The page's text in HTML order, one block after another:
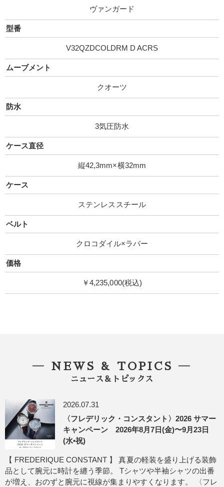
ヴァンガード
型番
V32QZDCOLDRM D ACRS
ムーブメント
クオーツ
防水
3気圧防水
ケース直径
縦42,3mm×横32mm
ケース
ステンレススチール
ベルト
クロコダイル×ラバー
価格
￥4,235,000(税込)
― NEWS & TOPICS ―
ニュース＆トピックス
2026.07.31
〈フレデリック・コンスタント〉2026 サマー
キャンペーン 2026年8月7日(金)〜9月23日
(水•祝)
【 FREDERIQUE CONSTANT 】 真夏の軽装を盛り上げる装飾
品として腕元に時計を纏う季節。 Tシャツや半袖シャツの出番
が増え、おのずと腕元に視線が集まりやすくなります。 〈フレ